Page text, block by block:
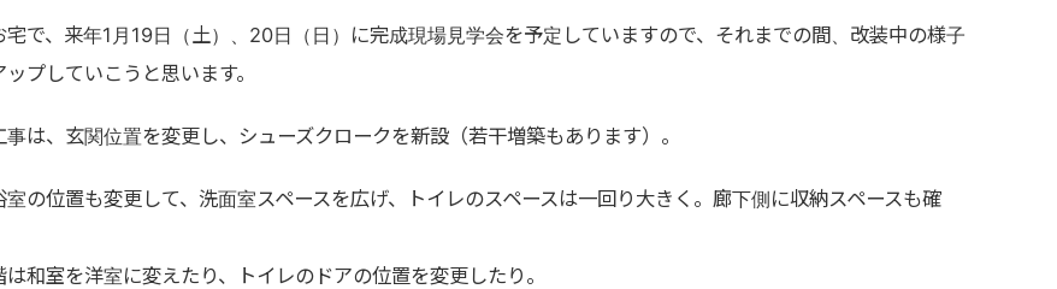
宅で、来年1月19日（土）、20日（日）に完成現場見学会を予定していますので、それまでの間、改装中の様子
プしていこうと思います。
事は、玄関位置を変更し、シューズクロークを新設（若干増築もあります）。
室の位置も変更して、洗面室スペースを広げ、トイレのスペースは一回り大きく。廊下側に収納スペースも確
は和室を洋室に変えたり、トイレのドアの位置を変更したり。